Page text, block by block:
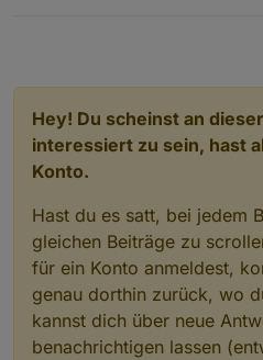
Hey! Du scheinst an
interessiert zu sein, hast
Konto.
Hast du es satt, bei jedem
gleichen Beiträge zu
für ein Konto anmeldest,
genau dorthin zurück, wo
kannst dich über neue
benachrichtigen lassen